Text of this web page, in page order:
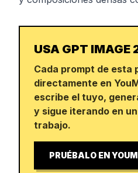
USA GPT IMAGE
Cada prompt de esta
directamente en
escribe el tuyo,
y sigue iterando en
trabajo.
PRUÉBALO EN